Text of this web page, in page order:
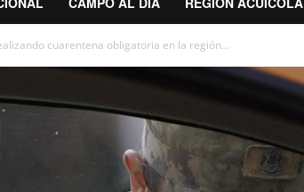
cuarentena obligatoria en la región...